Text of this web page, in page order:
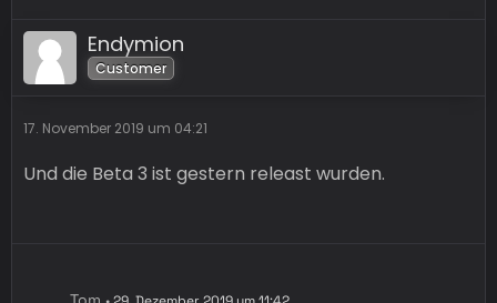
Endymion
Customer
17. November 2019 um 04:21
Und die Beta 3 ist gestern releast wurden.